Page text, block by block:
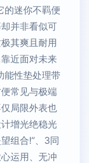
的迷你不羁便
并非看似可
其爽且耐用
近面对未来
能性垫处理带
常见与极端
局限外表也
增光绝稳光
组合!”、3同
运用、无冲